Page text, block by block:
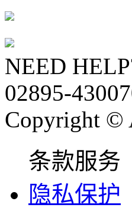
NEED
02895-
Copyright ©
条款服务
隐私保护